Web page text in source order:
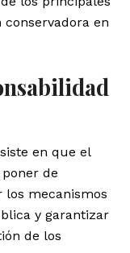
en
en que el
de
los mecanismos
y garantizar
de los